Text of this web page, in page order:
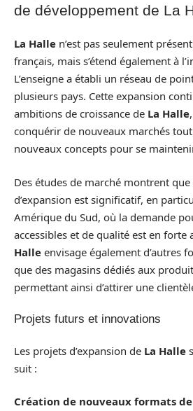
de développement de La
La Halle n’est pas seulement
français, mais s’étend également à
L’enseigne a établi un réseau de
plusieurs pays. Cette expansion
ambitions de croissance de La Halle
conquérir de nouveaux marchés
nouveaux concepts pour se
Des études de marché montrent
d’expansion est significatif, en
Amérique du Sud, où la demande
accessibles et de qualité est en forte
Halle envisage également d’autres
que des magasins dédiés aux
permettant ainsi d’attirer une
Projets futurs et innovations
Les projets d’expansion de La Halle
suit :
Création de nouveaux formats